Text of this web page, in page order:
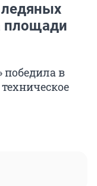
площади
победила в